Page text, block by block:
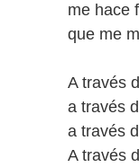
me hace
que me
A través
a través
a través
A través